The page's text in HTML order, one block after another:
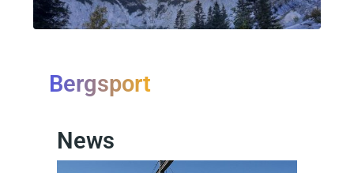
Bergsport
News